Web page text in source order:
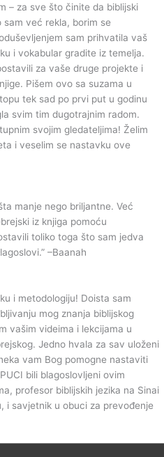
– za sve što činite da biblijski
sam već rekla, borim se
sam prihvatila vaš
i vokabular gradite iz temelja.
za vaše druge projekte i
Pišem ovo sa suzama u
tek sad po prvi put u godinu
svim tim dugotrajnim radom.
svojim gledateljima! Želim
i veselim se nastavku ove
manje nego briljantne. Već
iz knjiga pomoću
toliko toga što sam jedva
–Baanah
i metodologiju! Doista sam
mog znanja biblijskog
vašim videima i lekcijama u
Jedno hvala za sav uloženi
vam Bog pomogne nastaviti
bili blagoslovljeni ovim
profesor biblijskih jezika na Sinai
i savjetnik u obuci za prevođenje